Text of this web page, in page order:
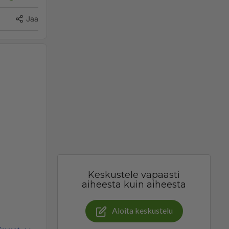
Jaa
Keskustele vapaasti
aiheesta kuin aiheesta
Aloita keskustelu